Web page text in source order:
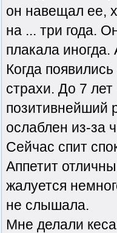
он навещал ее,
на ... три года.
плакала
Когда
страхи. До 7
позитивнейший
ослаблен из-за
Сейчас спит
Аппетит
жалуется
не слышала.
Мне делали